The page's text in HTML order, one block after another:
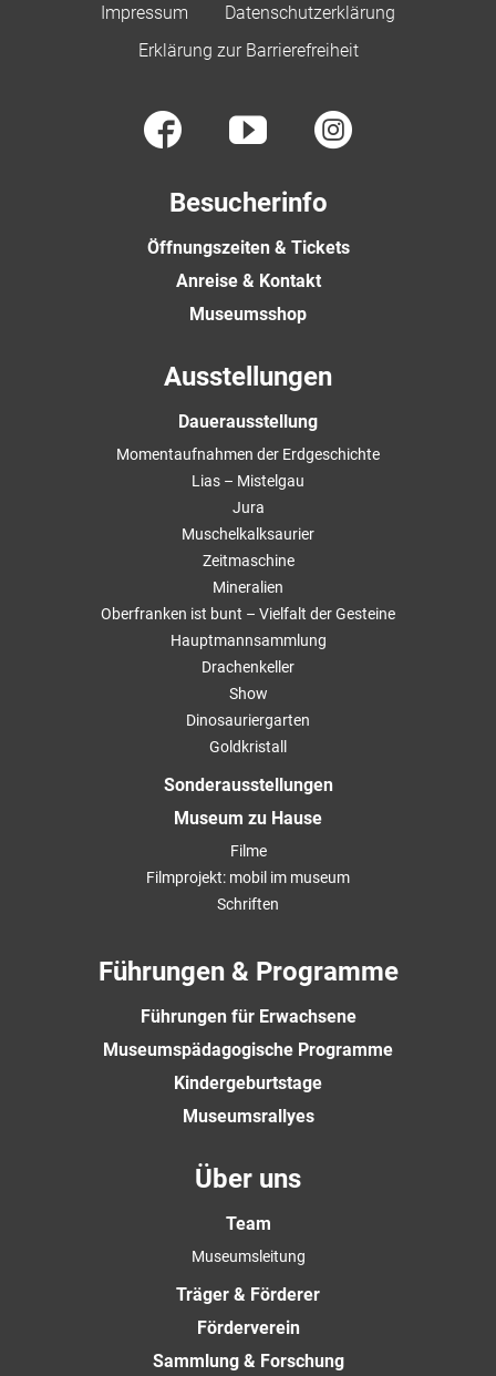
Impressum
Datenschutzerklärung
Erklärung zur Barrierefreiheit
Besucherinfo
Öffnungszeiten & Tickets
Anreise & Kontakt
Museumsshop
Ausstellungen
Dauerausstellung
Momentaufnahmen der Erdgeschichte
Lias – Mistelgau
Jura
Muschelkalksaurier
Zeitmaschine
Mineralien
Oberfranken ist bunt – Vielfalt der Gesteine
Hauptmannsammlung
Drachenkeller
Show
Dinosauriergarten
Goldkristall
Sonderausstellungen
Museum zu Hause
Filme
Filmprojekt: mobil im museum
Schriften
Führungen & Programme
Führungen für Erwachsene
Museumspädagogische Programme
Kindergeburtstage
Museumsrallyes
Über uns
Team
Museumsleitung
Träger & Förderer
Förderverein
Sammlung & Forschung